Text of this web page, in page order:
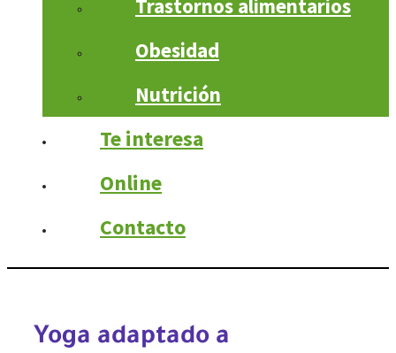
Trastornos alimentarios
Obesidad
Nutrición
Te interesa
Online
Contacto
Yoga adaptado a